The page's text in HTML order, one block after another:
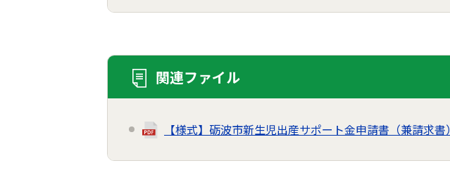
関連ファイル
【様式】砺波市新生児出産サポート金申請書（兼請求書）